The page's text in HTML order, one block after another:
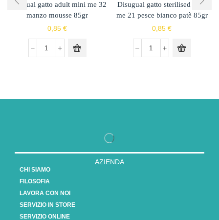
Disugual gatto adult mini me 32
manzo mousse 85gr
0,85 €
Disugual gatto sterilised mini
me 21 pesce bianco patè 85gr
0,85 €
AZIENDA
CHI SIAMO
FILOSOFIA
LAVORA CON NOI
SERVIZIO IN STORE
SERVIZIO ONLINE